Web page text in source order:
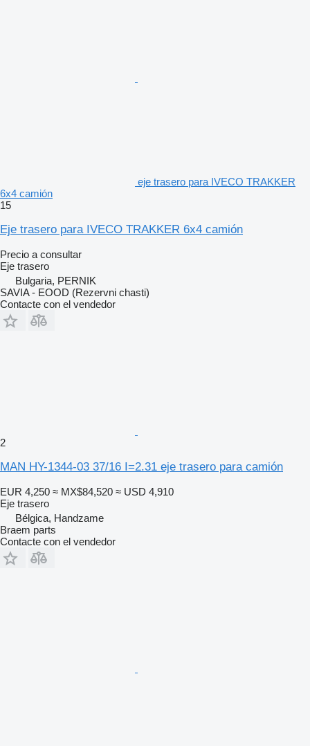
eje trasero para IVECO TRAKKER
6x4 camión
15
Eje trasero para IVECO TRAKKER 6x4 camión
Precio a consultar
Eje trasero
Bulgaria, PERNIK
SAVIA - EOOD (Rezervni chasti)
Contacte con el vendedor
2
MAN HY-1344-03 37/16 I=2.31 eje trasero para camión
EUR 4,250 ≈ MX$84,520 ≈ USD 4,910
Eje trasero
Bélgica, Handzame
Braem parts
Contacte con el vendedor